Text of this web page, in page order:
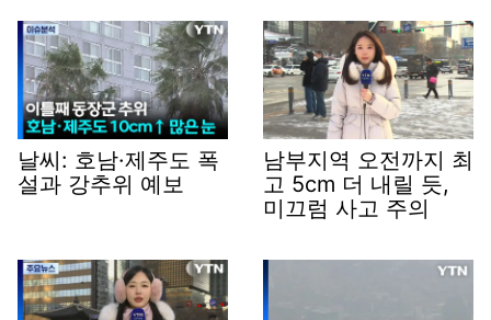
날씨: 호남·제주도 폭
설과 강추위 예보
남부지역 오전까지 최
고 5cm 더 내릴 듯,
미끄럼 사고 주의